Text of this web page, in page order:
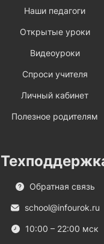
Наши педагоги
Открытые уроки
Видеоуроки
Спроси учителя
Личный кабинет
Полезное родителям
Обратная связь
school@infourok.ru
10:00 – 22:00 мск